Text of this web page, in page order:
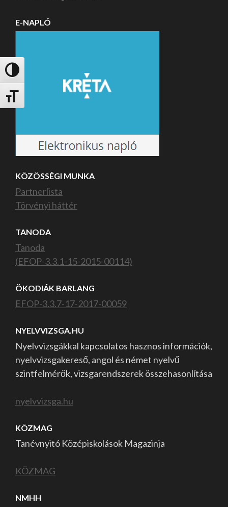
Nagy kontraszt váltása
Betűméret váltása
E-NAPLÓ
KÖZÖSSÉGI MUNKA
Partnerlista
Törvényi háttér
TANODA
Tanoda
(EFOP-3.3.1-15-2015-00114)
ÖKODIÁK BARLANG
EFOP-3.3.7-17-2017-00059
NYELVVIZSGA.HU
Nyelvvizsgákkal kapcsolatos hasznos információk,
nyelvvizsgakereső, angol és német nyelvű
szintfelmérők, vizsgarendszerek összehasonlítása
nyelvvizsga.hu
KÖZMAG
Tanévnyitó Középiskolások Magazinja
KÖZMAG
NMHH